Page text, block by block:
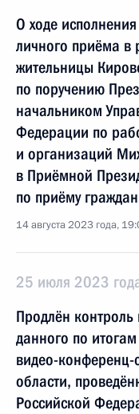
О ходе
личного приёма в
жительницы
по поручению
начальником
Федерации по
и организаций
в Приёмной
по приёму
14 августа 2023 года,
25 июля 2023
Продлён контроль
данного по
видео-конференц-
области,
Российской